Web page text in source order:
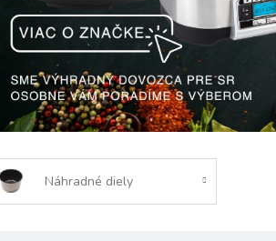
Náhradné diely